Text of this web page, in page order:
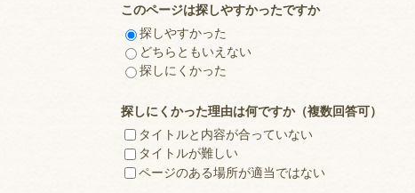
このページは探しやすかったですか
探しやすかった
どちらともいえない
探しにくかった
探しにくかった理由は何ですか（複数回答可）
タイトルと内容が合っていない
タイトルが難しい
ページのある場所が適当ではない